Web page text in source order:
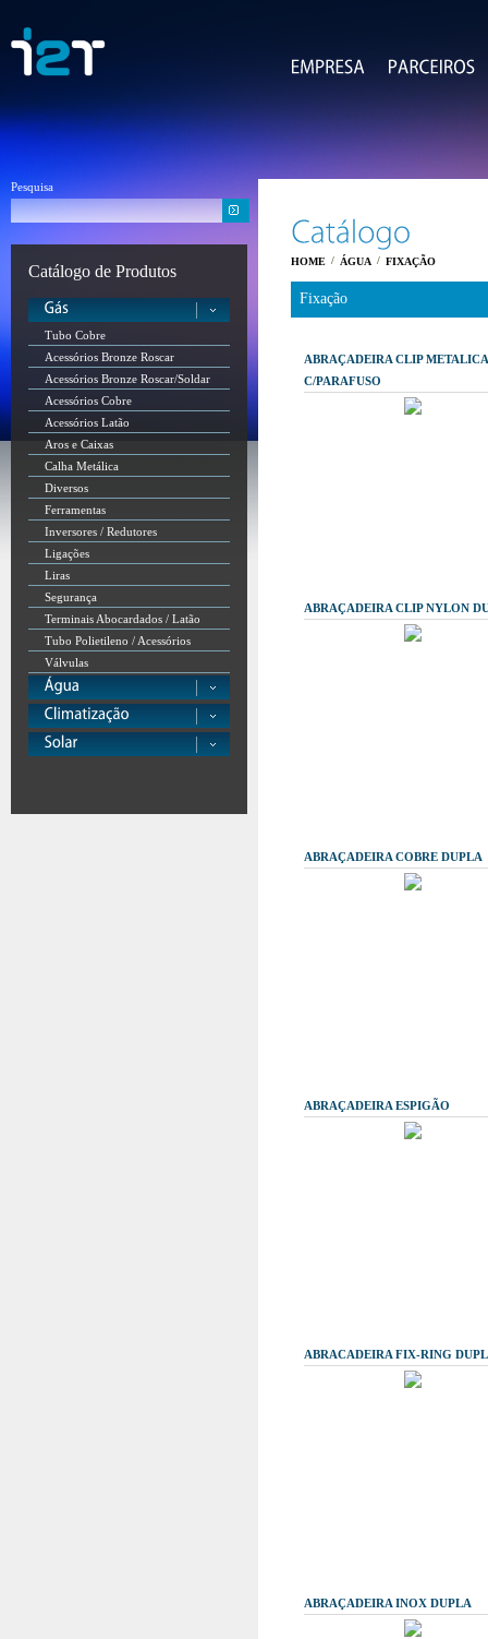
Pesquisa
Catálogo de Produtos
Tubo Cobre
Acessórios Bronze Roscar
Acessórios Bronze Roscar/Soldar
Acessórios Cobre
Acessórios Latão
Aros e Caixas
Calha Metálica
Diversos
Ferramentas
Inversores / Redutores
Ligações
Liras
Segurança
Terminais Abocardados / Latão
Tubo Polietileno / Acessórios
Válvulas
HOME / ÁGUA / FIXAÇÃO
Fixação
ABRAÇADEIRA CLIP METALICA
C/PARAFUSO
ABRAÇADEIRA CLIP NYLON
ABRAÇADEIRA COBRE DUPLA
ABRAÇADEIRA ESPIGÃO
ABRACADEIRA FIX-RING
ABRAÇADEIRA INOX DUPLA